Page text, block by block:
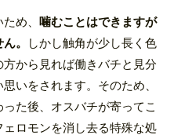
め、
噛むことはできますが
。
しかし触角が少し長く色
から見れば働きバチと見分
いをされます。そのため、
た後、オスバチが寄ってこ
ロモンを消し去る特殊な処